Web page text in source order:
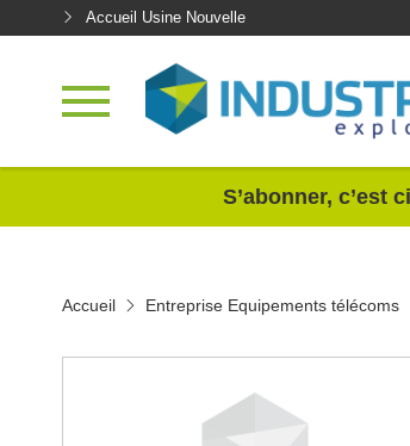
Accueil Usine Nouvelle
S’abonner,
Accueil Entreprise Equipements télécoms